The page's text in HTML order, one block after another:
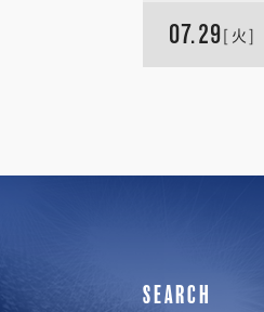
07.29[火]
SEARCH